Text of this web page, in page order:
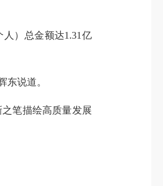
）总金额达1.31亿
东说道。
笔描绘高质量发展